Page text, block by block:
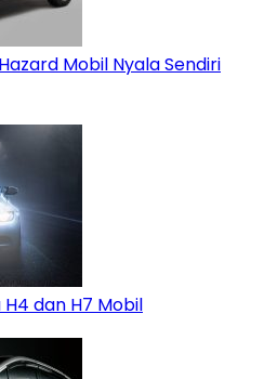
Mobil Nyala Sendiri
dan H7 Mobil